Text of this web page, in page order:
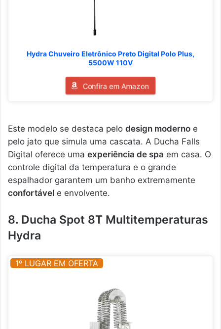
Hydra Chuveiro Eletrônico Preto Digital Polo Plus,
5500W 110V
Confira em Amazon
Este modelo se destaca pelo design moderno e
pelo jato que simula uma cascata. A Ducha Falls
Digital oferece uma experiência de spa em casa. O
controle digital da temperatura e o grande
espalhador garantem um banho extremamente
confortável e envolvente.
8. Ducha Spot 8T Multitemperaturas
Hydra
1º LUGAR EM OFERTA